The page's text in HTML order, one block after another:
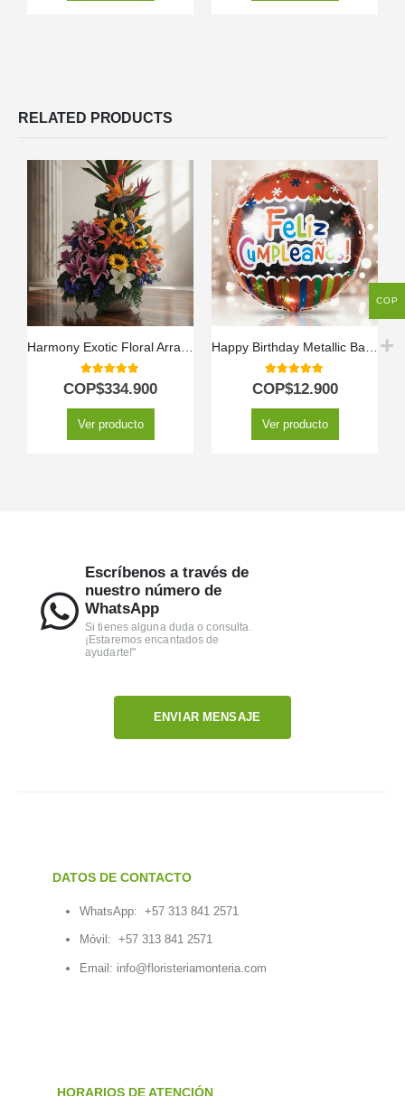
RELATED PRODUCTS
Harmony Exotic Floral Arrangement
5.00out of 5
COP$334.900
Ver producto
Happy Birthday Metallic Balloon
5.00out of 5
COP$12.900
Ver producto
Escríbenos a través de
nuestro número de
WhatsApp
Si tienes alguna duda o consulta.
¡Estaremos encantados de
ayudarte!"
ENVIAR MENSAJE
DATOS DE CONTACTO
WhatsApp: +57 313 841 2571
Móvil: +57 313 841 2571
Email: info@floristeriamonteria.com
HORARIOS DE ATENCIÓN
COP